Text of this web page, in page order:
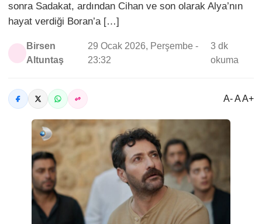
sonra Sadakat, ardından Cihan ve son olarak Alya’nın
hayat verdiği Boran’a […]
Birsen
Altuntaş
29 Ocak 2026, Perşembe -
23:32
3 dk
okuma
A- A A+